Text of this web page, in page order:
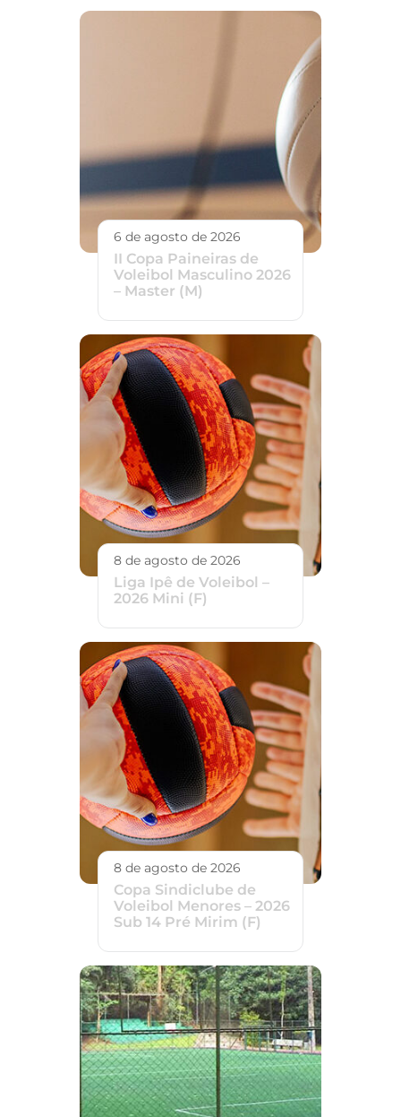
6 de agosto de 2026
II Copa Paineiras de
Voleibol Masculino 2026
– Master (M)
8 de agosto de 2026
Liga Ipê de Voleibol –
2026 Mini (F)
8 de agosto de 2026
Copa Sindiclube de
Voleibol Menores – 2026
Sub 14 Pré Mirim (F)